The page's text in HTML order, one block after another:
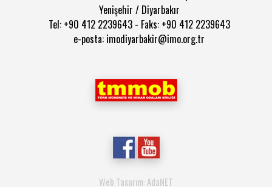
Yenişehir / Diyarbakır
Tel: +90 412 2239643 - Faks: +90 412 2239643
e-posta: imodiyarbakir@imo.org.tr
Web Tasarım: AdaNET